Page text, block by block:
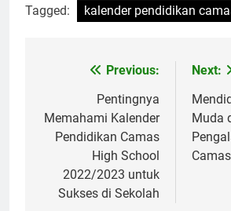
Tagged: kalender pendidikan
NavigasiPrevious:
Pentingnya
Memahami Kalender
Pendidikan Camas
High School
2022/2023 untuk
Sukses di Sekolah
Next:
Muda